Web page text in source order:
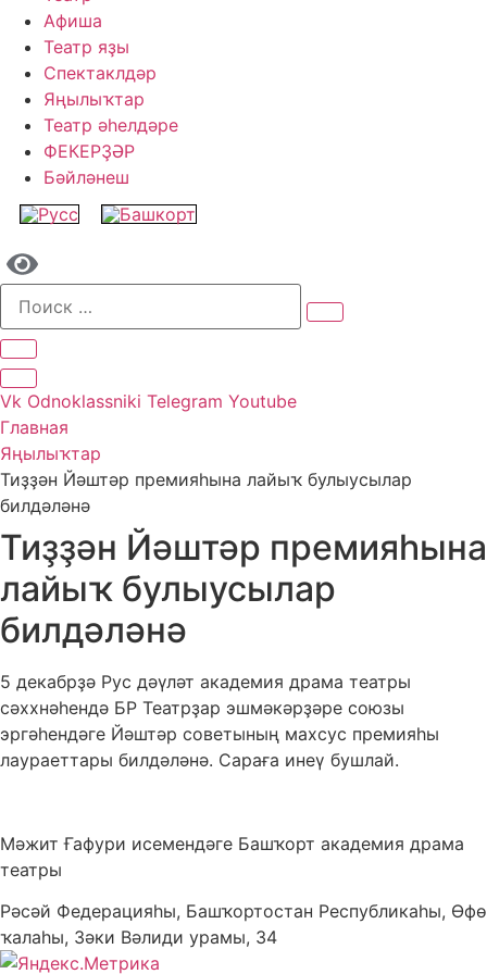
Афиша
Театр яҙы
Спектаклдәр
Яңылыҡтар
Театр әһелдәре
ФЕКЕРҘӘР
Бәйләнеш
Vk Odnoklassniki Telegram Youtube
Главная
Яңылыҡтар
Тиҙҙән Йәштәр премияһына лайыҡ булыусылар
билдәләнә
Тиҙҙән Йәштәр премияһына
лайыҡ булыусылар
билдәләнә
5 декабрҙә Рус дәүләт академия драма театры
сәххнәһендә БР Театрҙар эшмәкәрҙәре союзы
эргәһендәге Йәштәр советының махсус премияһы
лаураеттары билдәләнә. Сараға инеү бушлай.
Мәжит Ғафури исемендәге Башҡорт академия драма
театры
Рәсәй Федерацияһы, Башҡортостан Республикаһы, Өфө
ҡалаһы, Зәки Вәлиди урамы, 34